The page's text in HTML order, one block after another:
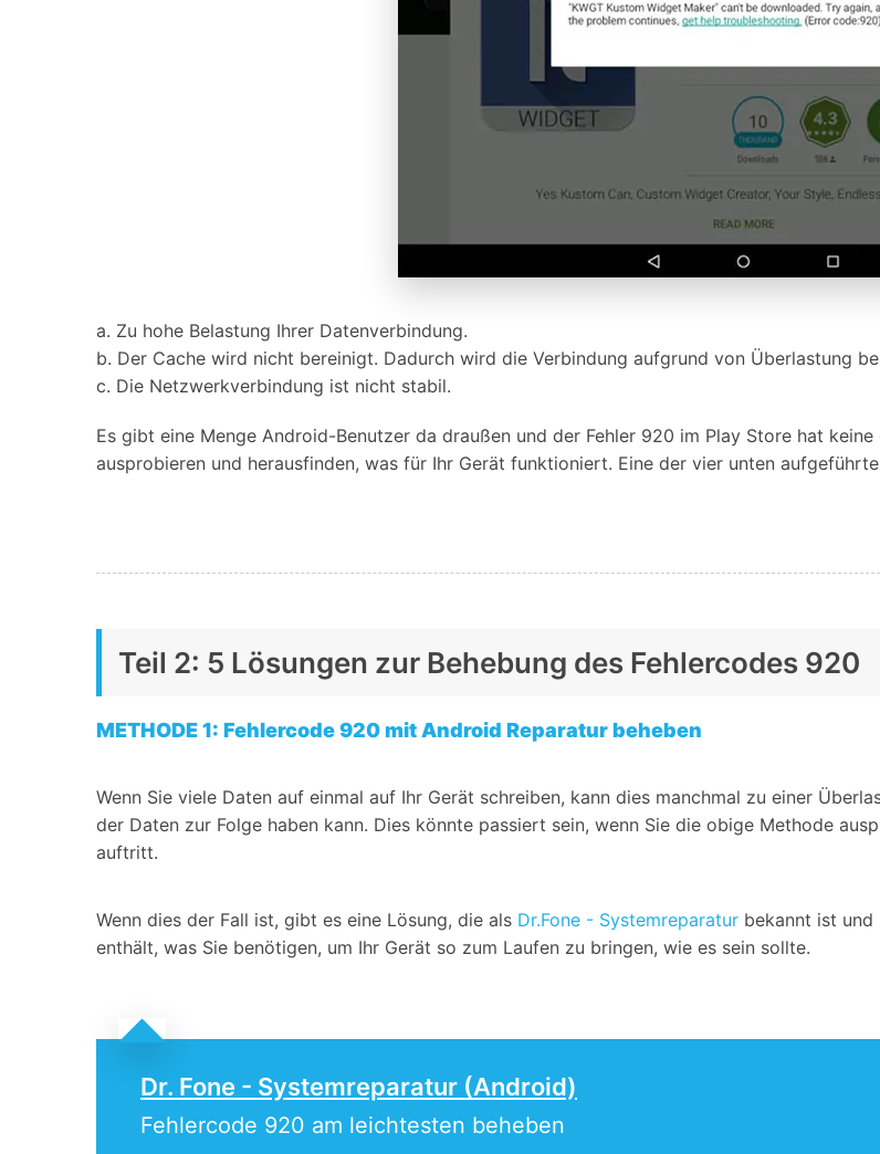
a. Zu hohe Belastung Ihrer Datenverbindung.
b. Der Cache wird nicht bereinigt. Dadurch wird die Verbindung aufgrund von Überlastung
c. Die Netzwerkverbindung ist nicht stabil.
Es gibt eine Menge Android-Benutzer da draußen und der Fehler 920 im Play Store hat
ausprobieren und herausfinden, was für Ihr Gerät funktioniert. Eine der vier unten
Teil 2: 5 Lösungen zur Behebung des Fehlercodes 920
METHODE 1: Fehlercode 920 mit Android Reparatur beheben
Wenn Sie viele Daten auf einmal auf Ihr Gerät schreiben, kann dies manchmal zu einer
der Daten zur Folge haben kann. Dies könnte passiert sein, wenn Sie die obige Methode
auftritt.
Wenn dies der Fall ist, gibt es eine Lösung, die als Dr.Fone - Systemreparatur bekannt ist und
enthält, was Sie benötigen, um Ihr Gerät so zum Laufen zu bringen, wie es sein sollte.
Dr. Fone - Systemreparatur (Android)
Fehlercode 920 am leichtesten beheben